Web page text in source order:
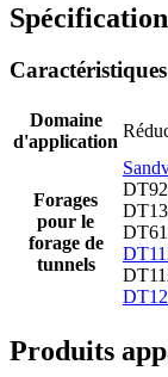
Domaine
d'application
Forages
pour le
forage de
tunnels
Produits